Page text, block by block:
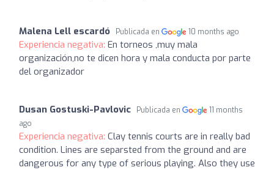
Malena Lell escardó Publicada en 10 months ago
Experiencia negativa: En torneos ,muy mala
organización,no te dicen hora y mala conducta por parte
del organizador
Dusan Gostuski-Pavlovic Publicada en
11 months
ago
Experiencia negativa: Clay tennis courts are in really bad
condition. Lines are separsted from the ground and are
dangerous for any type of serious playing. Also they use